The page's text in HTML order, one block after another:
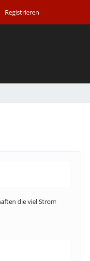
Registrieren
die viel Strom